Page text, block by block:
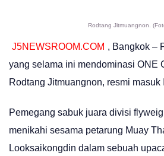
Rodtang Jitmuangnon.
J5NEWSROOM.COM , Bangkok –
yang selama ini mendominasi ONE
Rodtang Jitmuangnon, resmi masuk
Pemegang sabuk juara divisi
menikahi sesama petarung Muay
Looksaikongdin dalam sebuah